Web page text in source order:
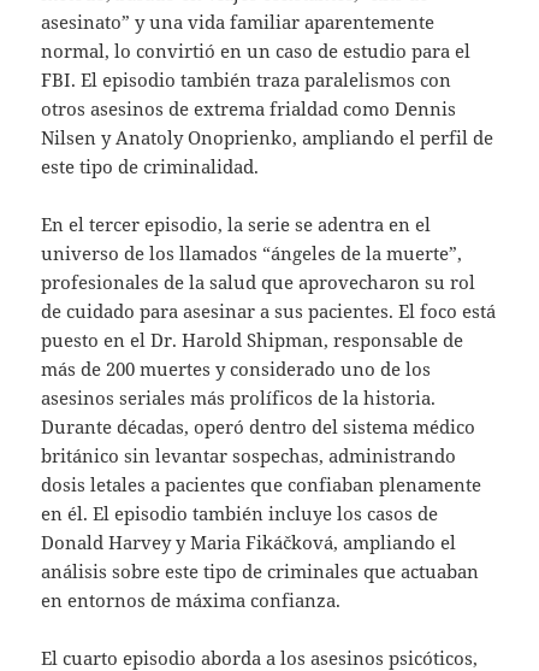
asesinato” y una vida familiar aparentemente
normal, lo convirtió en un caso de estudio para el
FBI. El episodio también traza paralelismos con
otros asesinos de extrema frialdad como Dennis
Nilsen y Anatoly Onoprienko, ampliando el perfil de
este tipo de criminalidad.
En el tercer episodio, la serie se adentra en el
universo de los llamados “ángeles de la muerte”,
profesionales de la salud que aprovecharon su rol
de cuidado para asesinar a sus pacientes. El foco está
puesto en el Dr. Harold Shipman, responsable de
más de 200 muertes y considerado uno de los
asesinos seriales más prolíficos de la historia.
Durante décadas, operó dentro del sistema médico
británico sin levantar sospechas, administrando
dosis letales a pacientes que confiaban plenamente
en él. El episodio también incluye los casos de
Donald Harvey y Maria Fikáčková, ampliando el
análisis sobre este tipo de criminales que actuaban
en entornos de máxima confianza.
El cuarto episodio aborda a los asesinos psicóticos,